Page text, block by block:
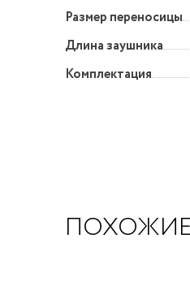
Размер переносицы
Длина заушника
Комплектация